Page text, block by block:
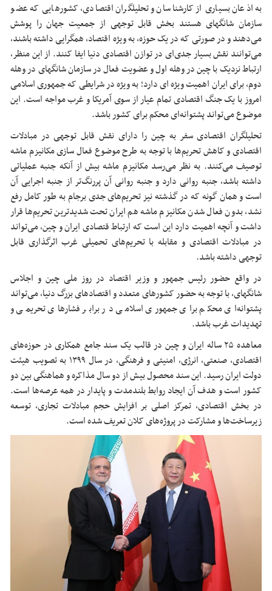
به اذعان بسیاری از کارشناسان و تحلیلگران اقتصادی، کشورهایی که عضو
سازمان شانگهای هستند بخش قابل توجهی از جمعیت جهان را پوشش
می‌دهند و در صورتی که در یک حوزه، به ویژه اقتصاد، همگرایی داشته باشند،
می‌توانند نقش بسیار جدی‌ای در توازن اقتصادی دنیا ایفا کنند. از این منظر،
ارتباط نزدیک با چین در وهله اول و عضویت فعال در سازمان شانگهای در وهله
دوم، برای ایران اهمیت ویژه ای دارد؛ به ویژه در شرایطی که جمهوری اسلامی
امروز با یک جنگ اقتصادی تمام عیار از سوی آمریکا و غرب مواجه است. این
موضوع می‌تواند پشتوانه‌ای محکم برای کشور باشد.
تحلیلگران اقتصادی سفر به چین را دارای نقش قابل توجهی در مبادلات
اقتصادی و کاهش تحریم‌ها با توجه به طرح موضوع فعال سازی مکانیزم ماشه
توصیف می‌کنند. به نظر می‌رسد مکانیزم ماشه بیش از آنکه جنبه عملیاتی
داشته باشد، جنبه روانی دارد و جنبه روانی آن پررنگ‌تر از جنبه اجرایی آن
است و همان گونه که در گذشته نیز تحریم‌های جدی برجام به طور کامل رفع
نشد، بدون فعال شدن مکانیزم ماشه هم ایران تحت شدیدترین تحریم‌ها قرار
داشت و آنچه اهمیت دارد این است که ارتباط قتصادی ایران و چین، می‌تواند
در مبادلات اقتصادی و مقابله با تحریم‌های تحمیلی غرب اثرگذاری قابل
توجهی داشته باشد.
در واقع حضور رئیس جمهور و وزیر اقتصاد در روز ملی چین و اجلاس
شانگهای، با توجه به حضور کشورهای متعدد و اقتصادهای بزرگ دنیا، می‌تواند
پشتوانه‌ای محکم برای جمهوری اسلامی در برابر فشارهای تحریمی و
تهدیدات غرب باشد.
معاهده ۲۵ ساله ایران و چین در قالب یک سند جامع همکاری در حوزه‌های
اقتصادی، صنعتی، انرژی، امنیتی و فرهنگی، در سال ۱۳۹۹ به تصویب هیئت
دولت ایران رسید. این سند محصول بیش از دو سال مذاکره و هماهنگی بین دو
کشور است و هدف آن ایجاد روابط بلندمدت و پایدار در همه عرصه‌ها است.
در بخش اقتصادی، تمرکز اصلی بر افزایش حجم مبادلات تجاری، توسعه
زیرساخت‌ها و مشارکت در پروژه‌های کلان تعریف شده است.